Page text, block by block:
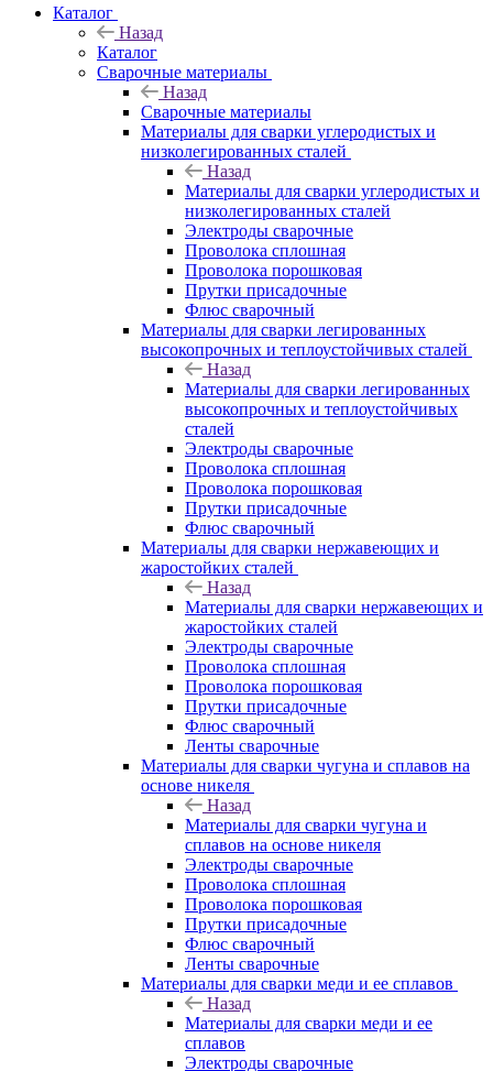
Каталог
Назад
Каталог
Сварочные материалы
Назад
Сварочные материалы
Материалы для сварки углеродистых и
низколегированных сталей
Назад
Материалы для сварки углеродистых и
низколегированных сталей
Электроды сварочные
Проволока сплошная
Проволока порошковая
Прутки присадочные
Флюс сварочный
Материалы для сварки легированных
высокопрочных и теплоустойчивых сталей
Назад
Материалы для сварки легированных
высокопрочных и теплоустойчивых
сталей
Электроды сварочные
Проволока сплошная
Проволока порошковая
Прутки присадочные
Флюс сварочный
Материалы для сварки нержавеющих и
жаростойких сталей
Назад
Материалы для сварки нержавеющих и
жаростойких сталей
Электроды сварочные
Проволока сплошная
Проволока порошковая
Прутки присадочные
Флюс сварочный
Ленты сварочные
Материалы для сварки чугуна и сплавов на
основе никеля
Назад
Материалы для сварки чугуна и
сплавов на основе никеля
Электроды сварочные
Проволока сплошная
Проволока порошковая
Прутки присадочные
Флюс сварочный
Ленты сварочные
Материалы для сварки меди и ее сплавов
Назад
Материалы для сварки меди и ее
сплавов
Электроды сварочные